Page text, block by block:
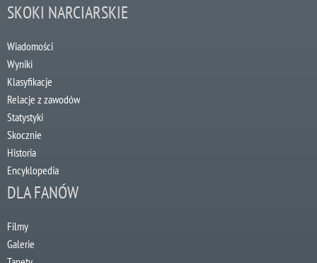
SKOKI NARCIARSKIE
Wiadomości
Wyniki
Klasyfikacje
Relacje z zawodów
Statystyki
Skocznie
Historia
Encyklopedia
DLA FANÓW
Filmy
Galerie